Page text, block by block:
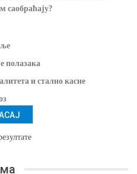
саобраћају?
полазака
и стално касне